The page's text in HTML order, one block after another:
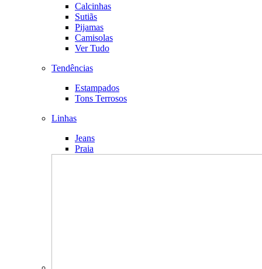
Calcinhas
Sutiãs
Pijamas
Camisolas
Ver Tudo
Tendências
Estampados
Tons Terrosos
Linhas
Jeans
Praia